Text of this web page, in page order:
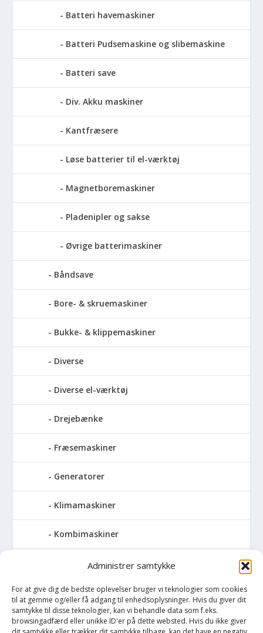
Administrer samtykke
For at give dig de bedste oplevelser bruger vi teknologier som cookies
til at gemme og/eller få adgang til enhedsoplysninger. Hvis du giver dit
samtykke til disse teknologier, kan vi behandle data som f.eks.
browsingadfærd eller unikke ID'er på dette websted. Hvis du ikke giver
Batteri havemaskiner
Batteri Pudsemaskine og slibemaskine
Batteri save
Div. Akku maskiner
Kantfræsere
Løse batterier til el-værktøj
Magnetboremaskiner
Pladenipler og sakse
Øvrige batterimaskiner
Båndsave
Bore- & skruemaskiner
Bukke- & klippemaskiner
Diverse
Diverse el-værktøj
Drejebænke
Fræsemaskiner
Generatorer
Klimamaskiner
Kombimaskiner
Kompressor
Pressemaskiner
Save